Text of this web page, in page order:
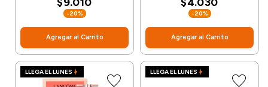
-20%
Agregar al Carrito
-20%
Agregar al Carrito
LLEGA EL LUNES LLEGA EL LUNES